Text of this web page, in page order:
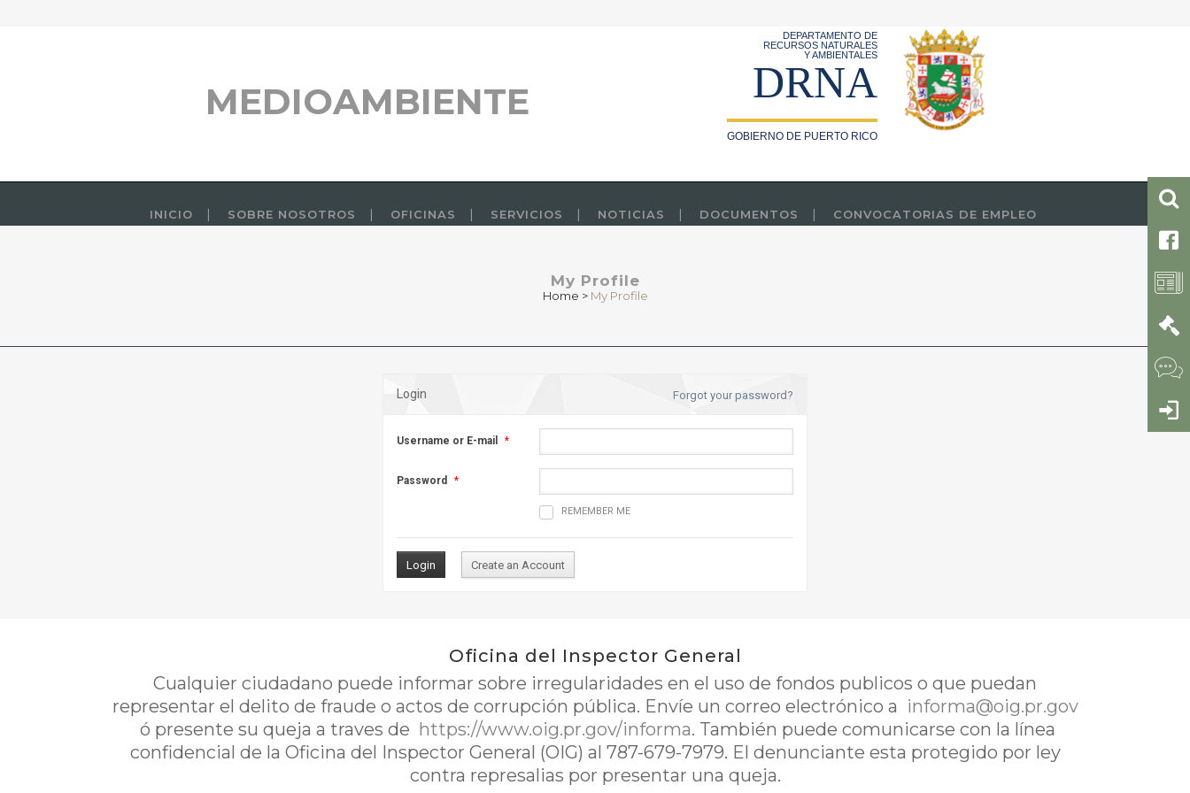
MEDIOAMBIENTE
DEPARTAMENTO DE
RECURSOS NATURALES
Y AMBIENTALES
DRNA
GOBIERNO DE PUERTO RICO
INICIO SOBRE NOSOTROS OFICINAS SERVICIOS NOTICIAS DOCUMENTOS CONVOCATORIAS DE EMPLEO
My Profile
Home > My Profile
Login Forgot your password?
Username or E-mail *
Password *
REMEMBER ME
Oficina del Inspector General
Cualquier ciudadano puede informar sobre irregularidades en el uso de fondos publicos o que puedan
representar el delito de fraude o actos de corrupción pública. Envíe un correo electrónico a informa@oig.pr.gov
ó presente su queja a traves de https://www.oig.pr.gov/informa. También puede comunicarse con la línea
confidencial de la Oficina del Inspector General (OIG) al 787-679-7979. El denunciante esta protegido por ley
contra represalias por presentar una queja.